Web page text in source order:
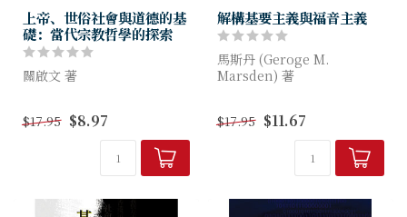
上帝、世俗社會與道德的基
礎：當代宗教哲學的探索
關啟文 著
鼻，儼然已假設了在現代世俗
社會中，道德的基礎只能建立
在世俗主義或自然主義之上。
本書作者的看法與此大相徑
$17.95 $8.97
解構基要主義與福音主義
馬斯丹 (Geroge M.
Marsden) 著
因此要認識福音派傳統、確定
福音派的身分和使命，就須先
從認識基要派開始。本書回...
$17.95 $11.67